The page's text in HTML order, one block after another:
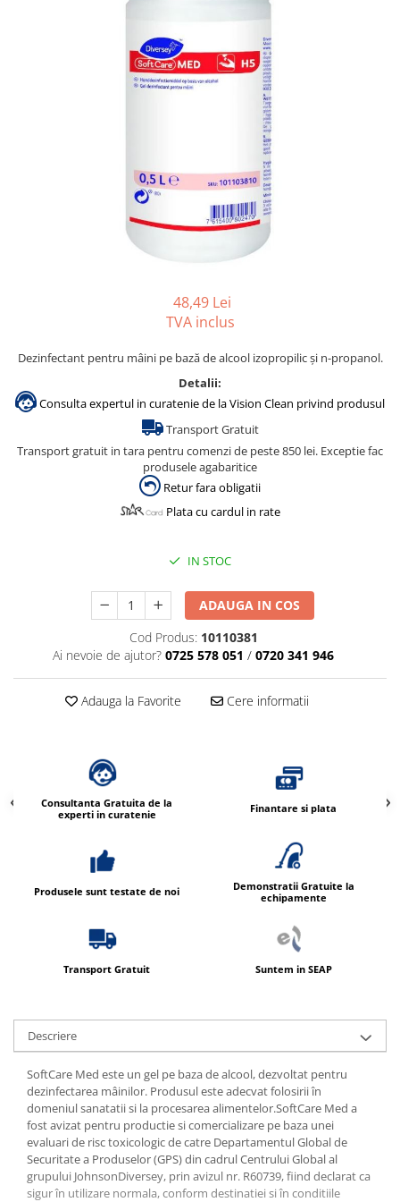
Gama de cosmetice hoteliere Sense
48,49 Lei
TVA inclus
Dezinfectant pentru mâini pe bază de alcool izopropilic şi n-propanol.
Detalii:
Consulta expertul in curatenie de la Vision Clean privind produsul
Transport Gratuit
Transport gratuit in tara pentru comenzi de peste 850 lei. Exceptie fac
produsele agabaritice
Retur fara obligatii
Plata cu cardul in rate
IN STOC
ADAUGA IN COS
Cod Produs: 10110381
Ai nevoie de ajutor? 0725 578 051 / 0720 341 946
Adauga la Favorite Cere informatii
Consultanta Gratuita de la
experti in curatenie
Finantare si plata
Produsele sunt testate de noi
Demonstratii Gratuite la
echipamente
Transport Gratuit Suntem in SEAP
Descriere
SoftCare Med este un gel pe baza de alcool, dezvoltat pentru
dezinfectarea mâinilor. Produsul este adecvat folosirii în
domeniul sanatatii si la procesarea alimentelor.SoftCare Med a
fost avizat pentru productie si comercializare pe baza unei
evaluari de risc toxicologic de catre Departamentul Global de
Securitate a Produselor (GPS) din cadrul Centrului Global al
grupului JohnsonDiversey, prin avizul nr. R60739, fiind declarat ca
sigur în utilizare normala, conform destinatiei si în conditiile